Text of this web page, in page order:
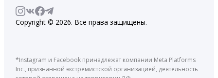
Copyright © 2026. Все права защищены.
*Instagram и Facebook принадлежат компании Meta Platforms
Inc., признанной экстремистской организацией, деятельность